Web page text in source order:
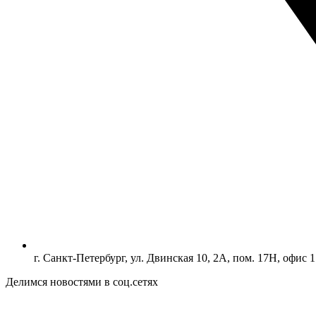
г. Санкт-Петербург, ул. Двинская 10, 2А, пом. 17Н, офис
Делимся новостями в соц.сетях